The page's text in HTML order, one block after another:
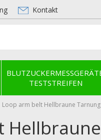
Kontakt
TESTSTREIFEN
Loop arm belt Hellbraune Tarnung